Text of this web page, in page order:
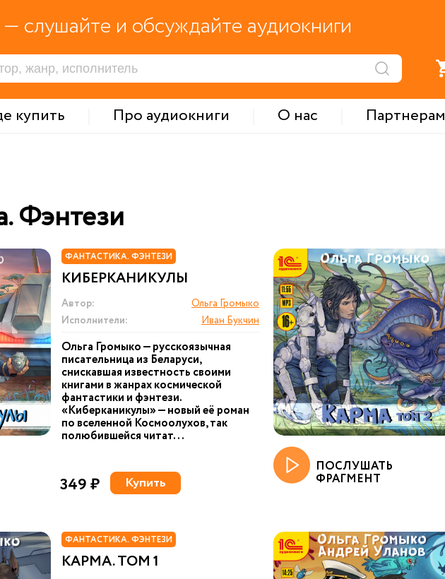
— слушайте и обсуждайте аудиокниги
купить Про аудиокниги О нас
Партнерам
Фэнтези
ФАНТАСТИКА. ФЭНТЕЗИ
КИБЕРКАНИКУЛЫ
Автор:
Ольга Громыко
Исполнители:
Иван Букчин
Ольга Громыко — русскоязычная
писательница из Беларуси,
снискавшая известность своими
книгами в жанрах космической
фантастики и фэнтези.
«Киберканикулы» — новый её роман
по вселенной Космоолухов, так
полюбившейся читат...
349 ₽ Купить
ПОСЛУШАТЬ
ФРАГМЕНТ
ФАНТАСТИКА. ФЭНТЕЗИ
КАРМА. ТОМ 1